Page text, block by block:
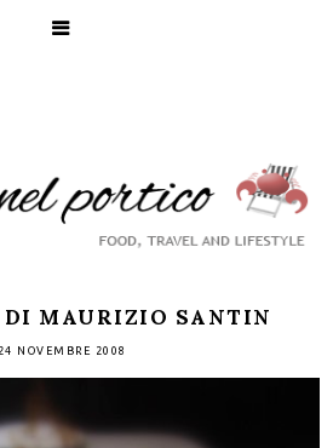
DI MAURIZIO SANTIN
24 NOVEMBRE 2008